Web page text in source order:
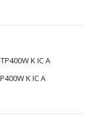
світла, що
K IC A
K IC A